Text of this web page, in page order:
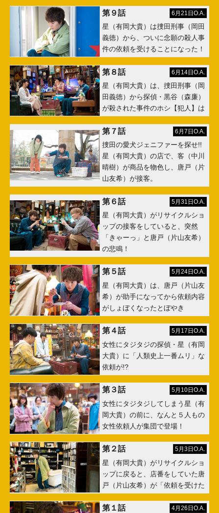
第９話 6月21日O.A.
星（有岡大貴）は捜田刑事（岡田
義徳）から、ついに念願の殺人事
件の依頼を受けることになった！
第８話 6月14日O.A.
星（有岡大貴）は、捜田刑事（岡
田義徳）から探偵・黒谷（森廉）
が殺された事件のホシ【犯人】は
第７話 6月7日O.A.
捜田の愛犬ジェニファーを探せ!!
星（有岡大貴）の店で、客（中川
晴樹）が商品を物色し、唐戸（片
山友希）が接客。
第６話 5月31日O.A.
星（有岡大貴）がリサイクルショ
ップの接客をしていると、突然
「きゃーっ」と唐戸（片山友希）
の悲鳴！
第５話 5月24日O.A.
星（有岡大貴）は、唐戸（片山友
希）が助手になってから依頼内容
がしょぼくなったとぼやき
第４話 5月17日O.A.
女性にタジタジの探偵・星（有岡
大貴）に「人類史上一番ムリ」な
依頼が!?
第３話 5月10日O.A.
女性にタジタジしてしまう星（有
岡大貴）の前に、なんと５人もの
女性依頼人が集団で登場！
第２話 5月3日O.A.
星（有岡大貴）がリサイクルショ
ップに戻ると、店番をしていた唐
戸（片山友希）が「依頼を受けた
第１話 4月26日O.A.